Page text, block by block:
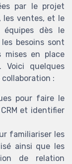
par le projet
les ventes, et le
équipes dès le
besoins sont
en place
Voici quelques
:
pour faire le
et identifier
familiariser les
ainsi que les
de relation